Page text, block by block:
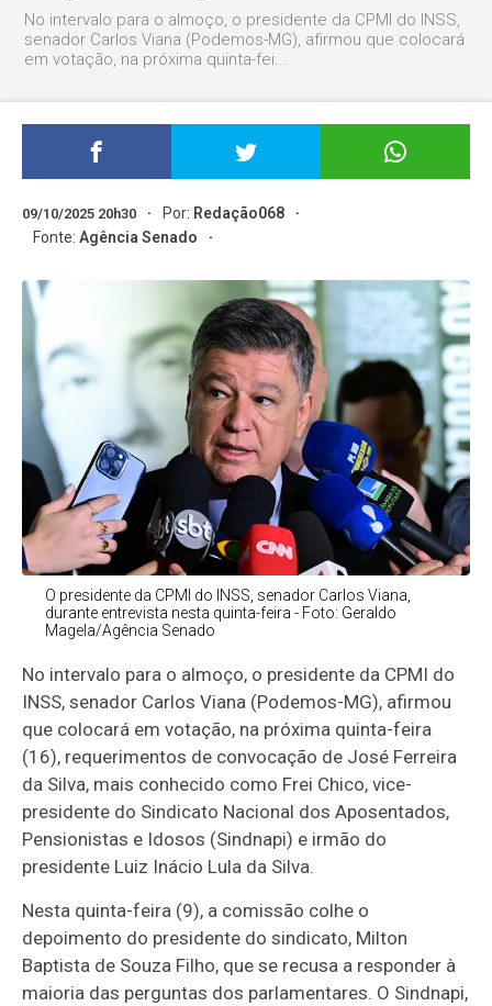
No intervalo para o almoço, o presidente da CPMI do INSS,
senador Carlos Viana (Podemos-MG), afirmou que colocará
em votação, na próxima quinta-fei...
09/10/2025 20h30 Por: Redação068
Fonte:Agência Senado
O presidente da CPMI do INSS, senador Carlos Viana,
durante entrevista nesta quinta-feira - Foto: Geraldo
Magela/Agência Senado
No intervalo para o almoço, o presidente da CPMI do
INSS, senador Carlos Viana (Podemos-MG), afirmou
que colocará em votação, na próxima quinta-feira
(16), requerimentos de convocação de José Ferreira
da Silva, mais conhecido como Frei Chico, vice-
presidente do Sindicato Nacional dos Aposentados,
Pensionistas e Idosos (Sindnapi) e irmão do
presidente Luiz Inácio Lula da Silva.
Nesta quinta-feira (9), a comissão colhe o
depoimento do presidente do sindicato, Milton
Baptista de Souza Filho, que se recusa a responder à
maioria das perguntas dos parlamentares. O Sindnapi,